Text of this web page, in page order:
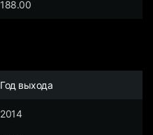
188.00
Год выхода
2014